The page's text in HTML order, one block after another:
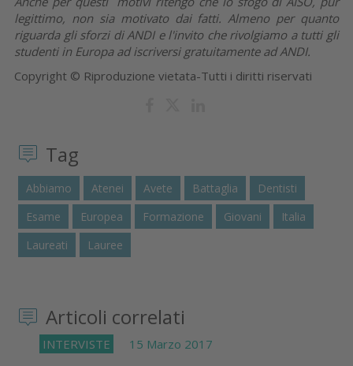
legittimo, non sia motivato dai fatti. Almeno per quanto
riguarda gli sforzi di ANDI e l'invito che rivolgiamo a tutti gli
studenti in Europa ad iscriversi gratuitamente ad ANDI.
Copyright © Riproduzione vietata-Tutti i diritti riservati
Tag
Abbiamo Atenei Avete Battaglia
Dentisti
Esame
Europea Formazione Giovani
Italia
Laureati
Lauree
Articoli correlati
INTERVISTE 15 Marzo 2017